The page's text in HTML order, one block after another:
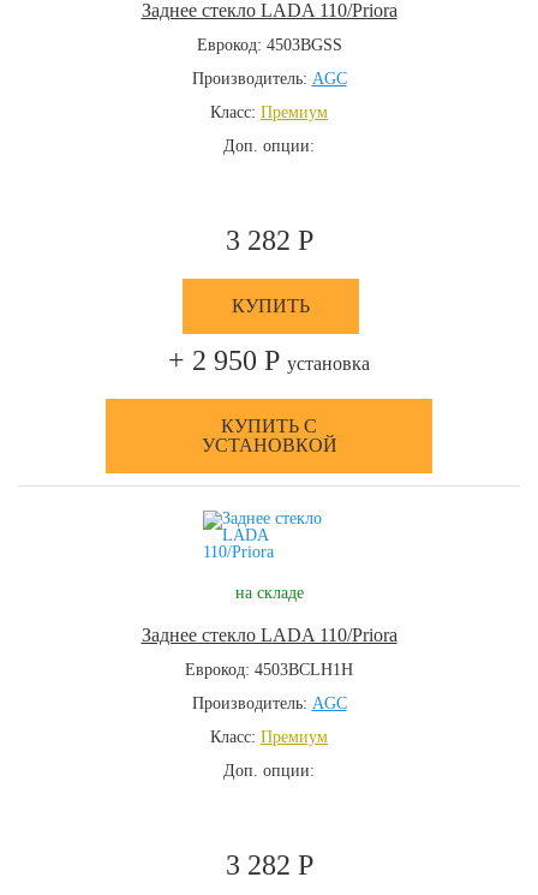
Заднее стекло LADA 110/Priora
Еврокод: 4503BGSS
Производитель: AGC
Класс: Премиум
Доп. опции:
3 282 Р
КУПИТЬ
+ 2 950 Р установка
КУПИТЬ С
УСТАНОВКОЙ
на складе
Заднее стекло LADA 110/Priora
Еврокод: 4503BCLH1H
Производитель: AGC
Класс: Премиум
Доп. опции:
3 282 Р